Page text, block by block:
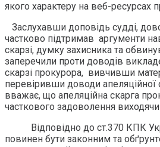
якого характеру на веб-ресурсах
Заслухавши доповідь судді,
частково підтримав аргументи
скарзі, думку захисника та
заперечили проти доводів
скарзі прокурора, вивчивши
перевіривши доводи апеляційної
вважає, що апеляційна скарга
часткового задоволення виходячи
Відповідно до ст.370 КПК
повинен бути законним та